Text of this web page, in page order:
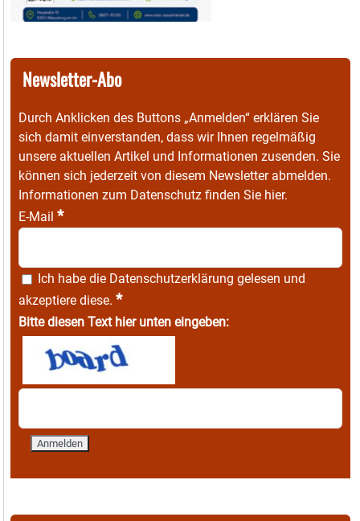
Newsletter-Abo
Durch Anklicken des Buttons „Anmelden“ erklären Sie
sich damit einverstanden, dass wir Ihnen regelmäßig
unsere aktuellen Artikel und Informationen zusenden. Sie
können sich jederzeit von diesem Newsletter abmelden.
Informationen zum Datenschutz finden Sie hier.
E-Mail *
Ich habe die Datenschutzerklärung gelesen und
akzeptiere diese. *
Bitte diesen Text hier unten eingeben: